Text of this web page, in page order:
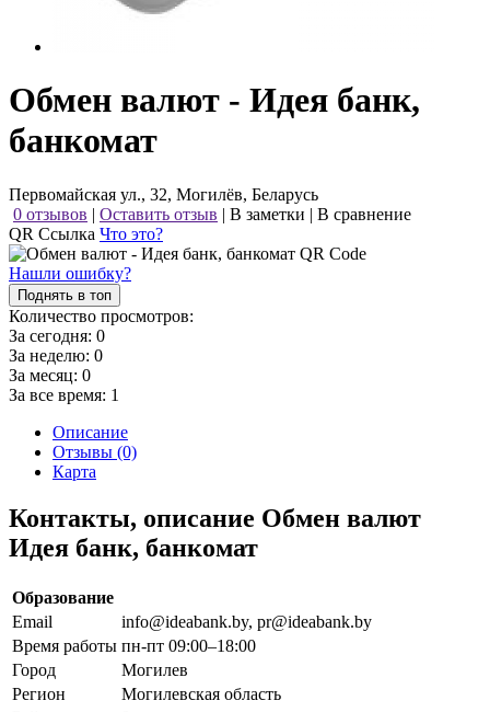
Обмен валют - Идея банк,
банкомат
Первомайская ул., 32, Могилёв, Беларусь
0 отзывов | Оставить отзыв | В заметки | В сравнение
QR Ссылка Что это?
Нашли ошибку?
Поднять в топ
Количество просмотров:
За сегодня: 0
За неделю: 0
За месяц: 0
За все время: 1
Описание
Отзывы (0)
Карта
Контакты, описание Обмен валют
Идея банк, банкомат
Образование
Email
info@ideabank.by, pr@ideabank.by
Время работы пн-пт 09:00–18:00
Город
Могилев
Регион
Могилевская область